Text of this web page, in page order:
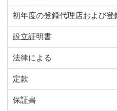
初年度の登録代理店および登
設立証明書
法律による
定款
保証書